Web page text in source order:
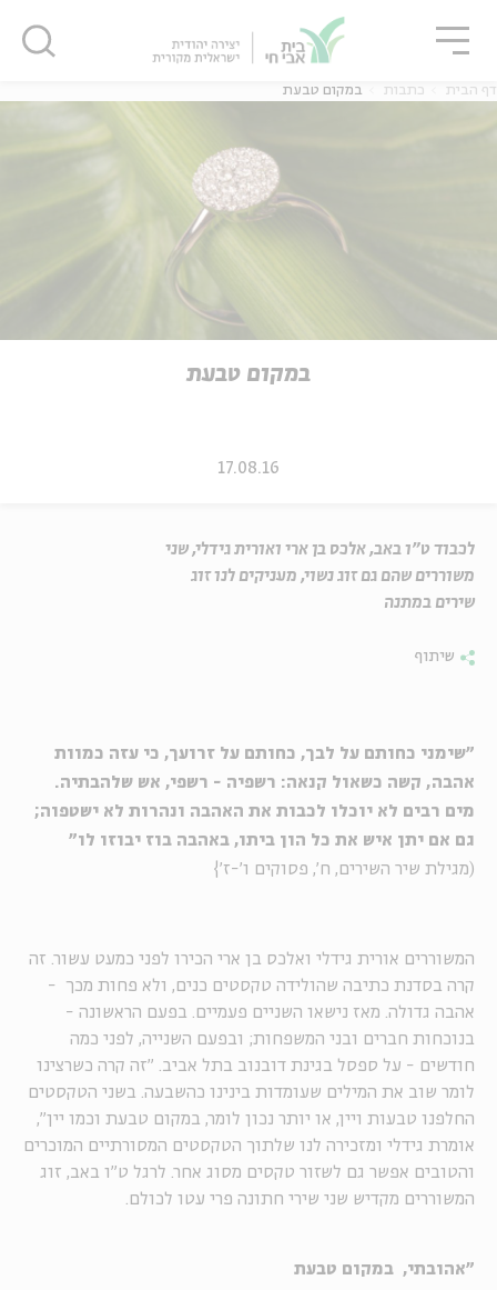
אנגלית
דף הבית כתבות במקום טבעת
במקום טבעת
17.08.16
לכבוד ט"ו באב, אלכס בן ארי ואורית גידלי, שני
משוררים שהם גם זוג נשוי, מעניקים לנו זוג
שירים במתנה
שיתוף
"שימני כחותם על לבך, כחותם על זרועך, כי עזה כמוות
אהבה, קשה כשאול קנאה: רשפיה - רשפי, אש שלהבתיה.
מים רבים לא יוכלו לכבות את האהבה ונהרות לא ישטפוה;
גם אם יתן איש את כל הון ביתו, באהבה בוז יבוזו לו"
(מגילת שיר השירים, ח', פסוקים ו'-ז'}
המשוררים אורית גידלי ואלכס בן ארי הכירו לפני כמעט עשור. זה
קרה בסדנת כתיבה שהולידה טקסטים כנים, ולא פחות מכך -
אהבה גדולה. מאז נישאו השניים פעמיים. בפעם הראשונה -
בנוכחות חברים ובני המשפחות; ובפעם השנייה, לפני כמה
חודשים - על ספסל בגינת דובנוב בתל אביב. "זה קרה כשרצינו
לומר שוב את המילים שעומדות בינינו כהשבעה. בשני הטקסטים
החלפנו טבעות ויין, או יותר נכון לומר, במקום טבעת וכמו יין",
אומרת גידלי ומזכירה לנו שלתוך הטקסטים המסורתיים המוכרים
והטובים אפשר גם לשזור טקסים מסוג אחר. לרגל ט"ו באב, זוג
המשוררים מקדיש שני שירי חתונה פרי עטו לכולם.
"אהובתי, במקום טבעת
סגור